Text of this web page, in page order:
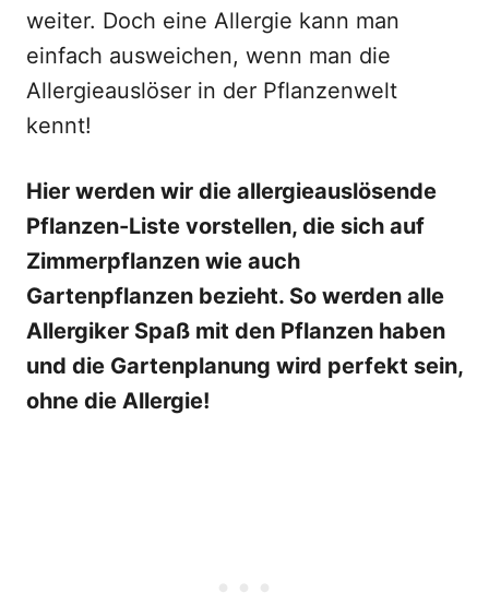
weiter. Doch eine Allergie kann man
einfach ausweichen, wenn man die
Allergieauslöser in der Pflanzenwelt
kennt!
Hier werden wir die allergieauslösende
Pflanzen-Liste vorstellen, die sich auf
Zimmerpflanzen wie auch
Gartenpflanzen bezieht. So werden alle
Allergiker Spaß mit den Pflanzen haben
und die Gartenplanung wird perfekt sein,
ohne die Allergie!